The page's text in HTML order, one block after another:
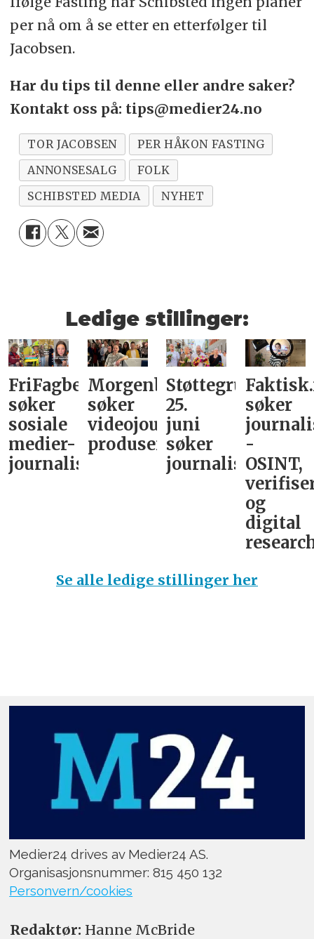
per nå om å se etter en etterfølger til
Jacobsen.
Har du tips til denne eller andre saker?
Kontakt oss på: tips@medier24.no
TOR JACOBSEN
PER HÅKON FASTING
ANNONSESALG
FOLK
SCHIBSTED MEDIA
NYHET
Ledige stillinger:
FriFagbevegelse
søker
sosiale
medier-
journalist
Morgenbladet
søker
videojournalist/podkast-
produsent
Støttegruppa
25.
juni
søker
journalist
søker
-
OSINT,
og
digital
Se alle ledige stillinger her
Medier24 drives av Medier24 AS.
Organisasjonsnummer: 815 450 132
Personvern/cookies
Redaktør: Hanne McBride